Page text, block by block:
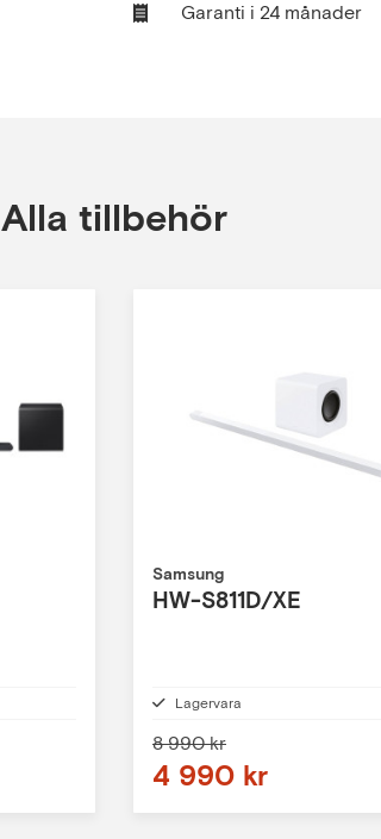
Garanti i 24 månader
Alla tillbehör
Samsung
HW-S811D/XE
Lagervara
8 990 kr
4 990 kr